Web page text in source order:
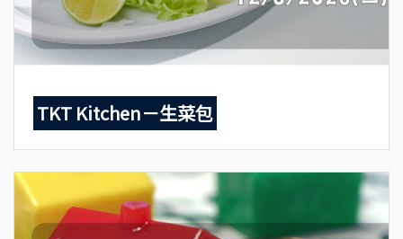
TKT Kitchen－生菜包